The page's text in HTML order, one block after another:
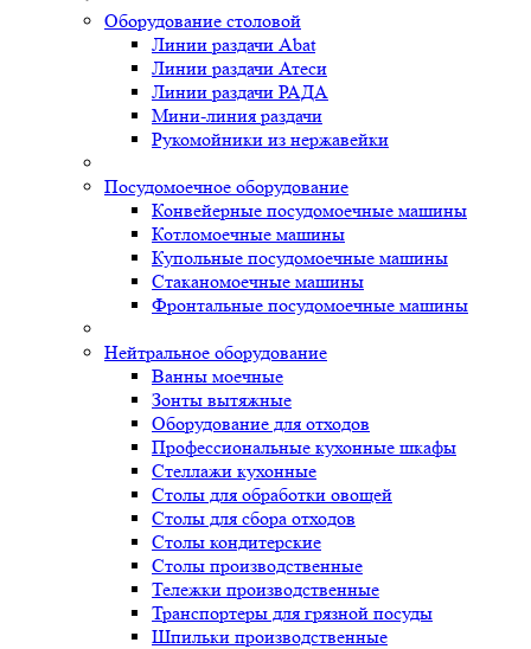
Оборудование столовой
Линии раздачи Abat
Линии раздачи Атеси
Линии раздачи РАДА
Мини-линия раздачи
Рукомойники из нержавейки
Посудомоечное оборудование
Конвейерные посудомоечные машины
Котломоечные машины
Купольные посудомоечные машины
Стаканомоечные машины
Фронтальные посудомоечные машины
Нейтральное оборудование
Ванны моечные
Зонты вытяжные
Оборудование для отходов
Профессиональные кухонные шкафы
Стеллажи кухонные
Столы для обработки овощей
Столы для сбора отходов
Столы кондитерские
Столы производственные
Тележки производственные
Транспортеры для грязной посуды
Шпильки производственные